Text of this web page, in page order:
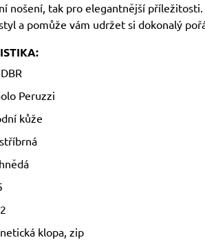
nošení, tak pro elegantnější příležitosti.
a pomůže vám udržet si dokonalý
Peruzzi
kůže
klopa, zip